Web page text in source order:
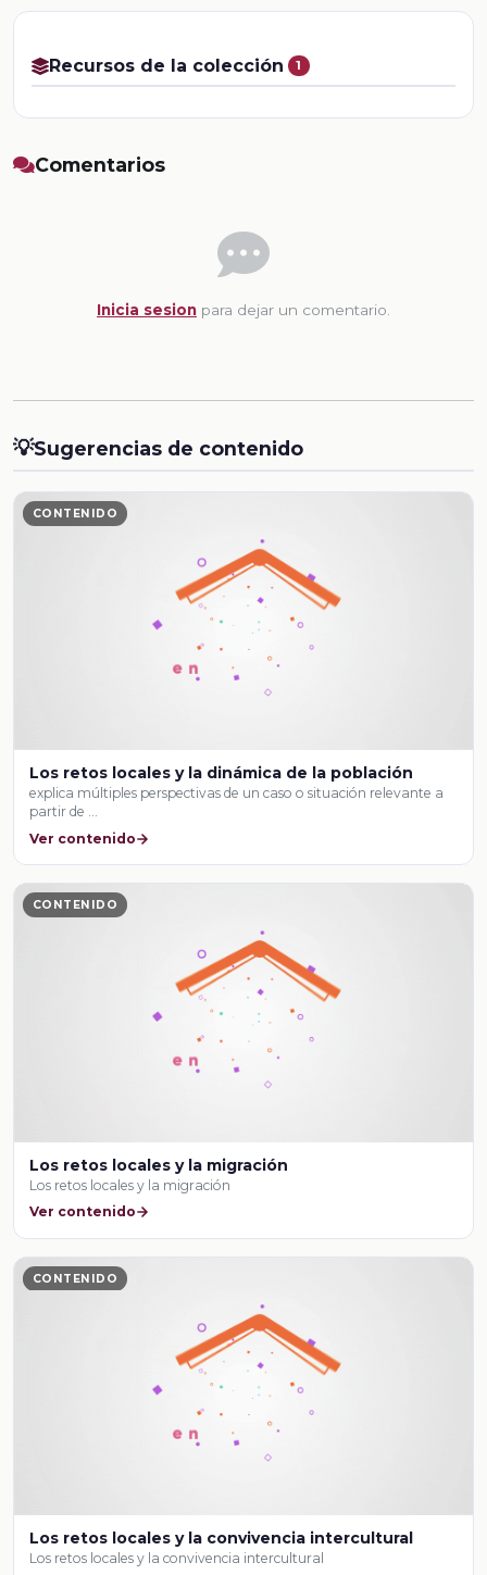
Recursos de la colección 1
Comentarios
Inicia sesion para dejar un comentario.
💡Sugerencias de contenido
CONTENIDO
Los retos locales y la dinámica de la población
explica múltiples perspectivas de un caso o situación relevante a
partir de …
Ver contenido
CONTENIDO
Los retos locales y la migración
Los retos locales y la migración
Ver contenido
CONTENIDO
Los retos locales y la convivencia intercultural
Los retos locales y la convivencia intercultural